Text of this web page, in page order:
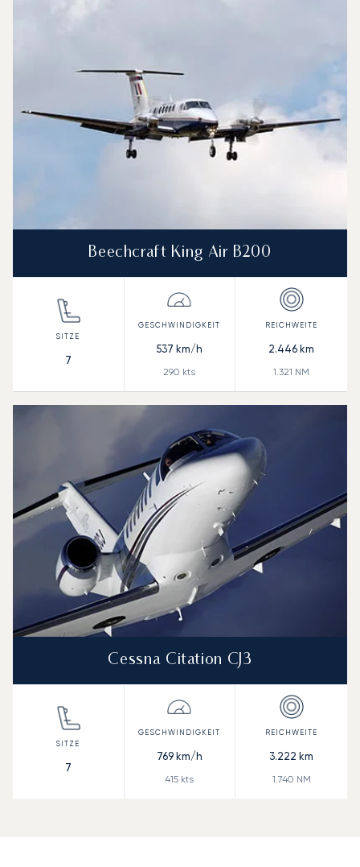
Beechcraft King Air B200
7
537 km/h
290 kts
2.446 km
1.321 NM
Cessna Citation CJ3
7
769km/h
415 kts
3.222 km
1.740 NM